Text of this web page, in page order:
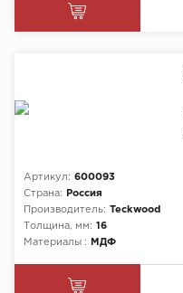
Артикул: 600093
Страна:
Россия
Производитель: Teckwood
Толщина, мм: 16
Материалы :
МДФ